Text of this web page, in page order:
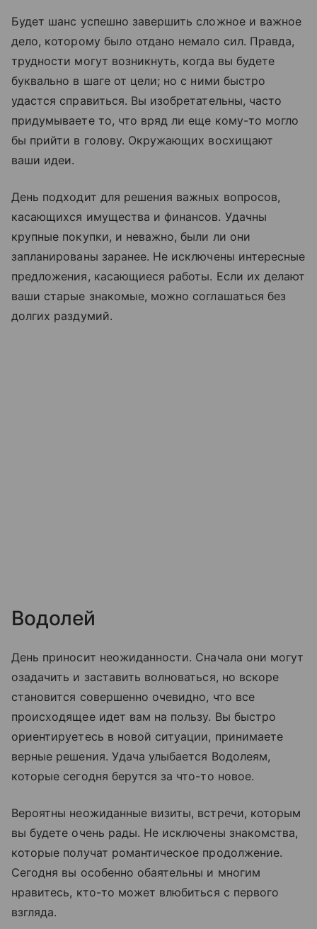
Будет шанс успешно завершить сложное и важное
дело, которому было отдано немало сил. Правда,
трудности могут возникнуть, когда вы будете
буквально в шаге от цели; но с ними быстро
удастся справиться. Вы изобретательны, часто
придумываете то, что вряд ли еще кому-то могло
бы прийти в голову. Окружающих восхищают
ваши идеи.
День подходит для решения важных вопросов,
касающихся имущества и финансов. Удачны
крупные покупки, и неважно, были ли они
запланированы заранее. Не исключены интересные
предложения, касающиеся работы. Если их делают
ваши старые знакомые, можно соглашаться без
долгих раздумий.
Водолей
День приносит неожиданности. Сначала они могут
озадачить и заставить волноваться, но вскоре
становится совершенно очевидно, что все
происходящее идет вам на пользу. Вы быстро
ориентируетесь в новой ситуации, принимаете
верные решения. Удача улыбается Водолеям,
которые сегодня берутся за что-то новое.
Вероятны неожиданные визиты, встречи, которым
вы будете очень рады. Не исключены знакомства,
которые получат романтическое продолжение.
Сегодня вы особенно обаятельны и многим
нравитесь, кто-то может влюбиться с первого
взгляда.